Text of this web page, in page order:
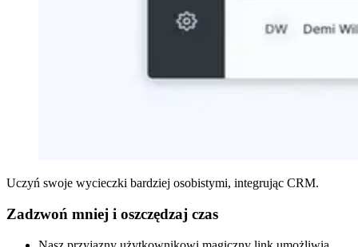
Uczyń swoje wycieczki bardziej osobistymi, integrując CRM.
Zadzwoń mniej i oszczędzaj czas